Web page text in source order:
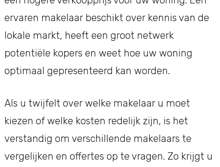
ervaren makelaar beschikt over kennis van de
lokale markt, heeft een groot netwerk
potentiële kopers en weet hoe uw woning
optimaal gepresenteerd kan worden.
Als u twijfelt over welke makelaar u moet
kiezen of welke kosten redelijk zijn, is het
verstandig om verschillende makelaars te
vergelijken en offertes op te vragen. Zo krijgt u